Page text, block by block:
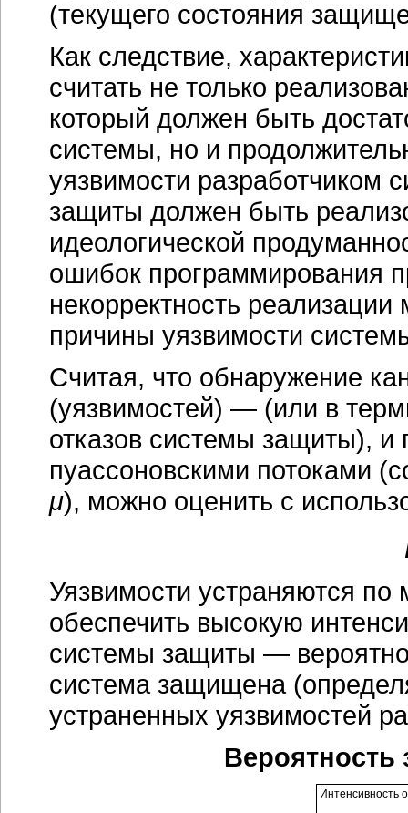
(текущего состояния
Как следствие,
считать не только
который должен быть
системы, но и
уязвимости
защиты должен быть
идеологической
ошибок программирования
некорректность
причины уязвимости
Считая, что обнаружение
(уязвимостей) — (или в
отказов системы защиты), и
пуассоновскими потоками
μ), можно оценить с
Уязвимости устраняются
обеспечить высокую
системы защиты —
система защищена
устраненных уязвимостей
Интенсивность